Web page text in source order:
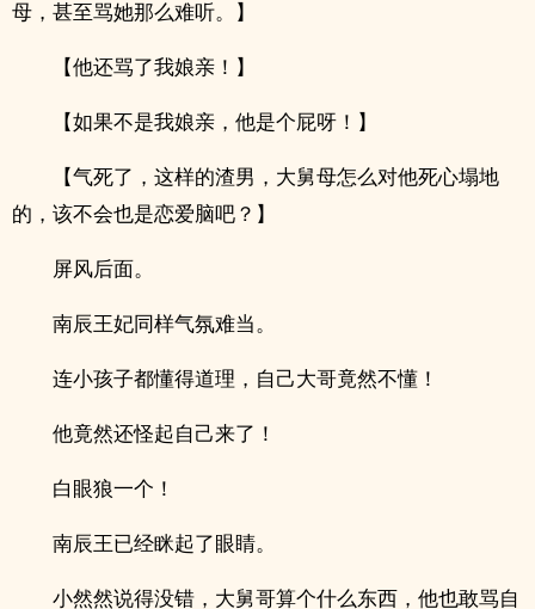
母，甚至骂她那么难听。】
【他还骂了我娘亲！】
【如果不是我娘亲，他是个屁呀！】
【气死了，这样的渣男，大舅母怎么对他死心塌地
的，该不会也是恋爱脑吧？】
屏风后面。
南辰王妃同样气氛难当。
连小孩子都懂得道理，自己大哥竟然不懂！
他竟然还怪起自己来了！
白眼狼一个！
南辰王已经眯起了眼睛。
小然然说得没错，大舅哥算个什么东西，他也敢骂自